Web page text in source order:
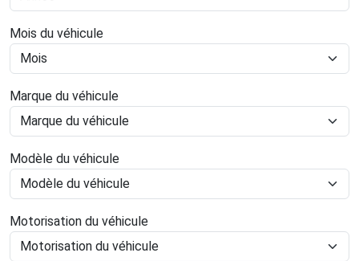
Mois du véhicule
Marque du véhicule
Modèle du véhicule
Motorisation du véhicule